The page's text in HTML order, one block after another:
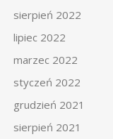
sierpień 2022
lipiec 2022
marzec 2022
styczeń 2022
grudzień 2021
sierpień 2021